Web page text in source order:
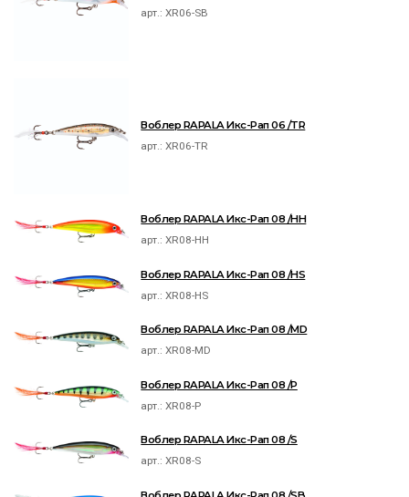
арт.:XR06-SB
Воблер RAPALA Икс-Рап 06 /TR
арт.:XR06-TR
Воблер RAPALA Икс-Рап 08 /HH
арт.:XR08-HH
Воблер RAPALA Икс-Рап 08 /HS
арт.:XR08-HS
Воблер RAPALA Икс-Рап 08 /MD
арт.:XR08-MD
Воблер RAPALA Икс-Рап 08 /P
арт.:XR08-P
Воблер RAPALA Икс-Рап 08 /S
арт.:XR08-S